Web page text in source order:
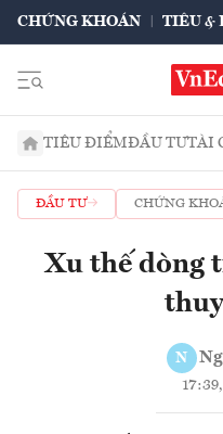
CHỨNG KHOÁN TIÊU &
TIÊU ĐIỂMĐẦU TƯTÀI
ĐẦU TƯ CHỨNG
Xu thế dòng
N